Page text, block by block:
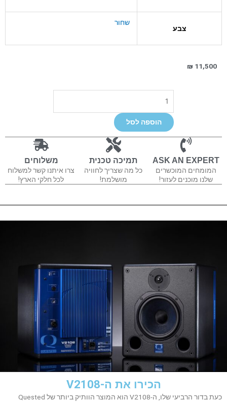
צבע
שחור
₪ 11,500
כמות
של
Quested
V2108הוספה לסל
ASK AN EXPERT
המומחים המוכשרים
שלנו מוכנים לעזור!
תמיכה טכנית
כל מה שצריך לחוויה
מושלמת!
משלוחים
צרו איתנו קשר למשלוח
לכל חלקי הארץ!
הכירו את ה-V2108
כעת בדור הרביעי שלו, ה-V2108 הוא המוצר הוותיק ביותר של Quested